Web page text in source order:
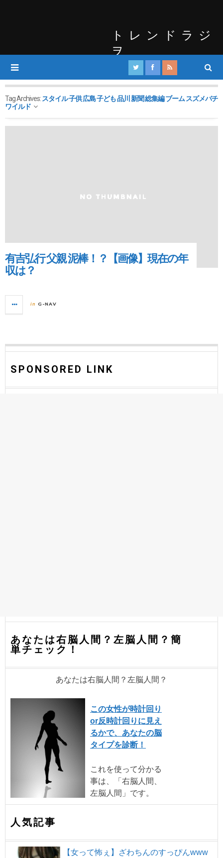
トレンドラジ
ヲ
Tag Archives: スタイル 子供 広島 子ども 品川 新聞 総集編 ブーム スズメバチ
ワイルド
有吉弘行 父親 泥棒！？【画像】現在の年
収は？
in G-NAV
SPONSORED LINK
あなたは右脳人間？左脳人間？簡
単チェック！
あなたは右脳人間？左脳人間？
この女性が時計回り
or反時計回りに見え
るかで、あなたの脳
タイプを診断！
これを使って分かる
事は、「右脳人間、
左脳人間」です。
人気記事
【女って怖ぇ】ざわちんのすっぴんwww